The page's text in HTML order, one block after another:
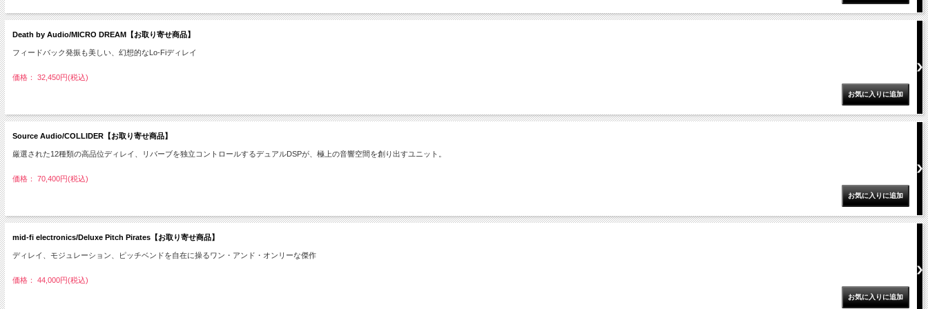
Death by Audio/MICRO DREAM【お取り寄せ商品】
フィードバック発振も美しい、幻想的なLo-Fiディレイ
価格： 32,450円(税込)
Source Audio/COLLIDER【お取り寄せ商品】
厳選された12種類の高品位ディレイ、リバーブを独立コントロールするデュアルDSPが、極上の音響空間を創り出すユニット。
価格： 70,400円(税込)
mid-fi electronics/Deluxe Pitch Pirates【お取り寄せ商品】
ディレイ、モジュレーション、ピッチベンドを自在に操るワン・アンド・オンリーな傑作
価格： 44,000円(税込)